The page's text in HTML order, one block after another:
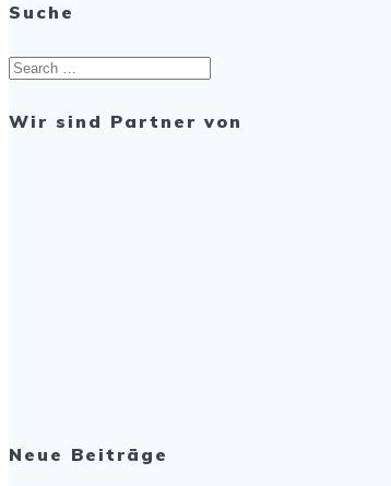
Suche
Search
Wir sind Partner von
Neue Beiträge